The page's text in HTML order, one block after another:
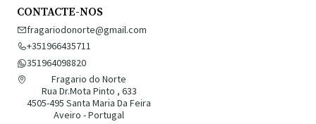
CONTACTE-NOS
fragariodonorte@gmail.com
+351966435711
351964098820
Fragario do Norte
Rua Dr.Mota Pinto , 633
4505-495 Santa Maria Da Feira
Aveiro - Portugal